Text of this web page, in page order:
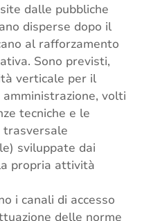
dalle pubbliche
disperse dopo il
al rafforzamento
Sono previsti,
verticale per il
volti
tecniche e le
trasversale
sviluppate dai
propria attività
i canali di accesso
delle norme